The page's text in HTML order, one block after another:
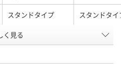
スタンドタイプ スタンドタイ
180（チャック下）
×120mm（ガゼット
180（チャック
×120mm（ガ
く見る